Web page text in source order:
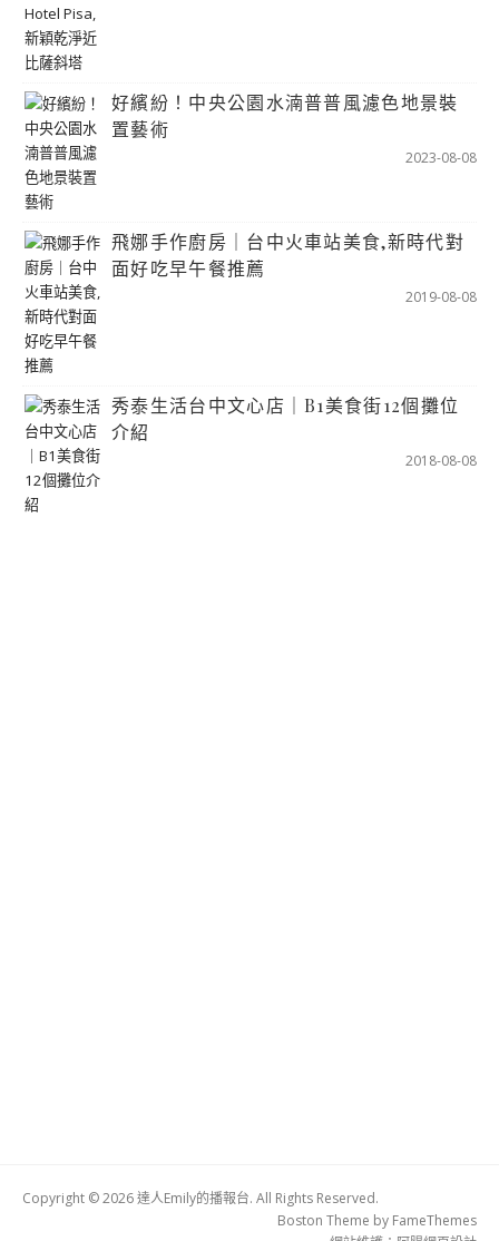
好繽紛！中央公園水湳普普風濾色地景裝
置藝術
2023-08-08
飛娜手作廚房｜台中火車站美食,新時代對
面好吃早午餐推薦
2019-08-08
秀泰生活台中文心店｜B1美食街12個攤位
介紹
2018-08-08
Copyright © 2026 達人Emily的播報台. All Rights Reserved.
Boston Theme by FameThemes